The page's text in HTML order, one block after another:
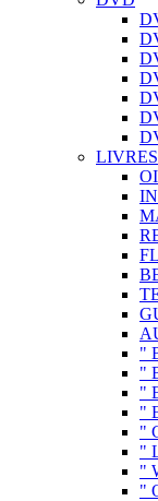
LIVRES
"
"
"
"
"
"
"
"